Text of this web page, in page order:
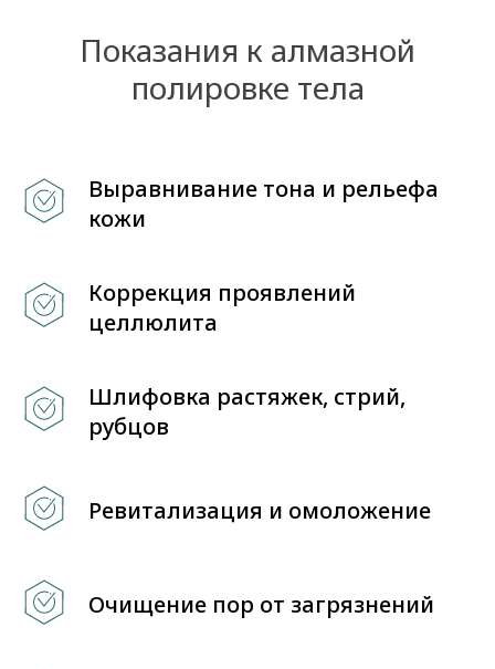
Показания к алмазной
полировке тела
Выравнивание тона и рельефа
кожи
Коррекция проявлений
целлюлита
Шлифовка растяжек, стрий,
рубцов
Ревитализация и омоложение
Очищение пор от загрязнений